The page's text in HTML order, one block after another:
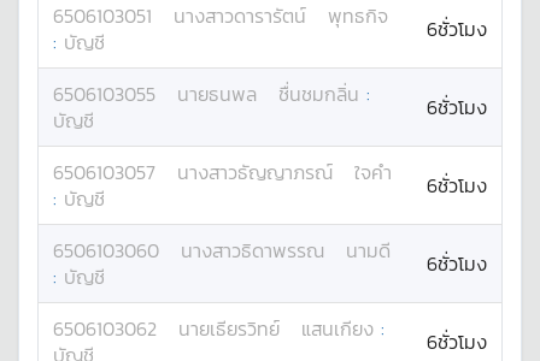
6506103051 นางสาวดารารัตน์
พุทธกิจ
: บัญชี 6ชั่วโมง
6506103055 นายธนพล ชื่นชมกลิ่น :
บัญชี
6ชั่วโมง
6506103057 นางสาวธัญญาภรณ์
ใจคำ
: บัญชี 6ชั่วโมง
6506103060 นางสาวธิดาพรรณ
นามดี
: บัญชี 6ชั่วโมง
6506103062 นายเธียรวิทย์ แสนเกียง :
บัญชี
6ชั่วโมง